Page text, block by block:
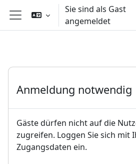
Zum Hauptinhalt
Website-Übersicht
Sie sind als Gast
angemeldet
Anmeldung notwendig
Gäste dürfen nicht auf die
zugreifen. Loggen Sie sich mit
Zugangsdaten ein.